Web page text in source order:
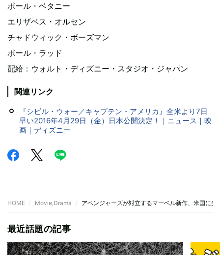
ポール・ベタニー
エリザベス・オルセン
チャドウィック・ボーズマン
ポール・ラッド
配給：ウォルト・ディズニー・スタジオ・ジャパン
関連リンク
『シビル・ウォー／キャプテン・アメリカ』全米より7日
早い2016年4月29日（金）日本公開決定！｜ニュース｜映
画｜ディズニー
HOME Movie,Drama アベンジャーズが対立するマーベル新作、米国に先
最近話題の記事